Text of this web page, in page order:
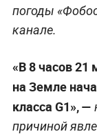
погоды
канале.
«В 8 часов 21
на Земле
класса G1», —
причиной